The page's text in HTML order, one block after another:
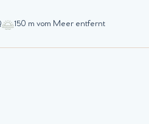
150 m vom Meer entfernt